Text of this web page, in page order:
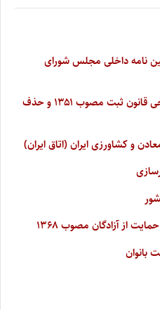
(۱) قانون آیین نامه داخلی مجلس شورای
قانون اصلاح ماده (۳۴) اصلاحی قانون ثبت مصوب ۱۳۵۱ و حذف
و کشاورزی ایران (اتاق ایران)
بانوان